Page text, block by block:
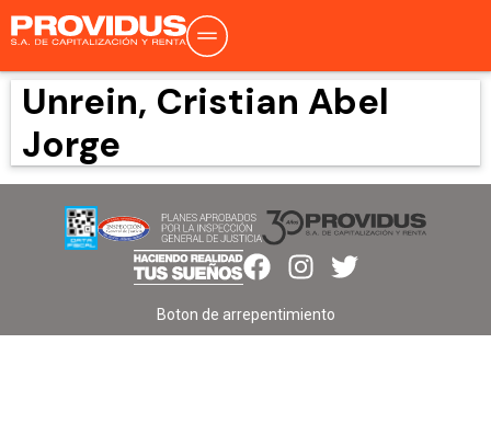
Unrein, Cristian Abel
Jorge
Boton de arrepentimiento